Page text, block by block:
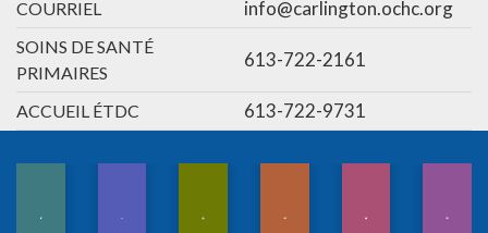
COURRIEL info@carlington.ochc.org
SOINS DE SANTÉ
PRIMAIRES
613-722-2161
ACCUEIL ÉTDC 613-722-9731